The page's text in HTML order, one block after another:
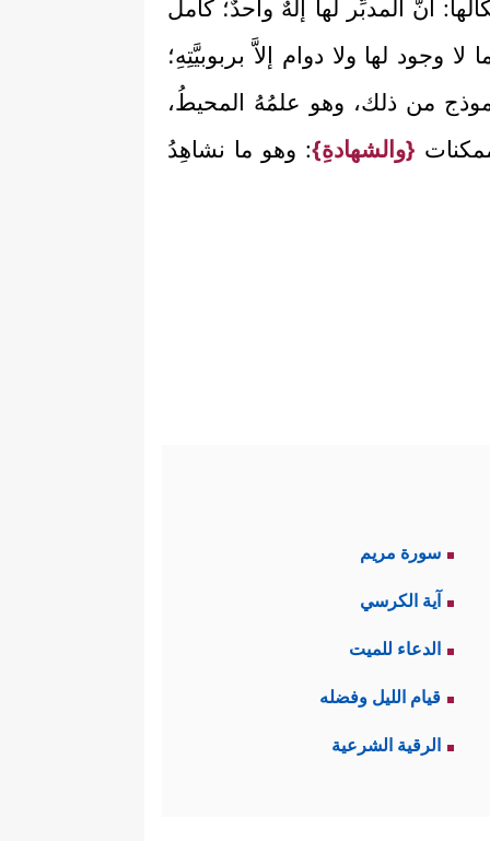
أنَّ المدبِّر لها إلهٌ واحدٌ؛ كامل
وجود لها ولا دوام إلاَّ بربوبيَّتِهِ؛
من ذلك، وهو علمُهُ المحيطُ،
{والشهادةِ}: وهو ما نشاهِدُ
سورة مريم
آية الكرسي
الدعاء للميت
قيام الليل وفضله
الرقية الشرعية